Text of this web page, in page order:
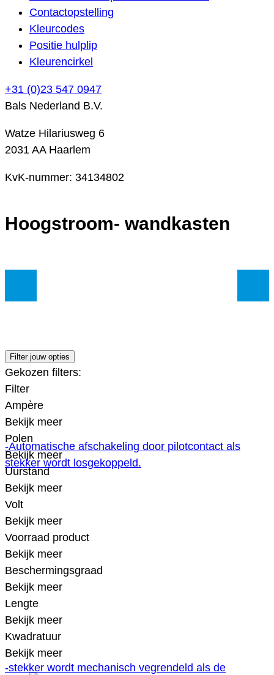
Contactopstelling
Kleurcodes
Positie hulplip
Kleurencirkel
+31 (0)23 547 0947
Bals Nederland B.V.
Watze Hilariusweg 6
2031 AA Haarlem
KvK-nummer: 34134802
Hoogstroom- wandkasten
-Automatische afschakeling door pilotcontact als
stekker wordt losgekoppeld.
-stekker wordt mechanisch vegrendeld als de
Filter jouw opties
Gekozen filters:
Filter
Ampère
Bekijk meer
Polen
Bekijk meer
Uurstand
Bekijk meer
Volt
Bekijk meer
Voorraad product
Bekijk meer
Beschermingsgraad
Bekijk meer
Lengte
Bekijk meer
Kwadratuur
Bekijk meer